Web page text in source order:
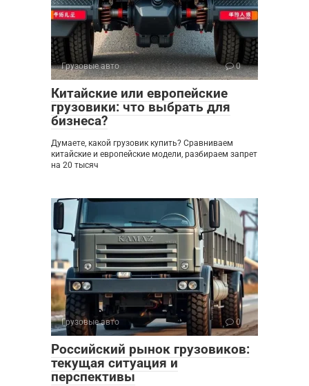
Грузовые авто 0
Китайские или европейские
грузовики: что выбрать для
бизнеса?
Думаете, какой грузовик купить? Сравниваем
китайские и европейские модели, разбираем запрет
на 20 тысяч
Грузовые авто 0
Российский рынок грузовиков:
текущая ситуация и
перспективы